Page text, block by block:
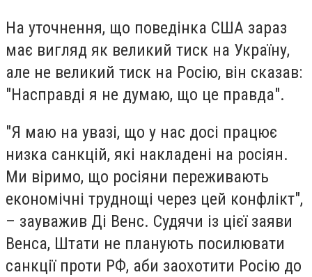
На уточнення, що поведінка США зараз
має вигляд як великий тиск на Україну,
але не великий тиск на Росію, він сказав:
"Насправді я не думаю, що це правда".
"Я маю на увазі, що у нас досі працює
низка санкцій, які накладені на росіян.
Ми віримо, що росіяни переживають
економічні труднощі через цей конфлікт",
– зауважив Ді Венс. Судячи із цієї заяви
Венса, Штати не планують посилювати
санкції проти РФ, аби заохотити Росію до